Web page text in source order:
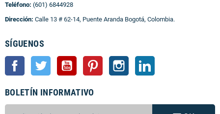
Teléfono: (601) 6844928
Dirección: Calle 13 # 62-14, Puente Aranda Bogotá, Colombia.
SÍGUENOS
Facebook Twitter YouTube Pinterest Instagram
BOLETÍN INFORMATIVO